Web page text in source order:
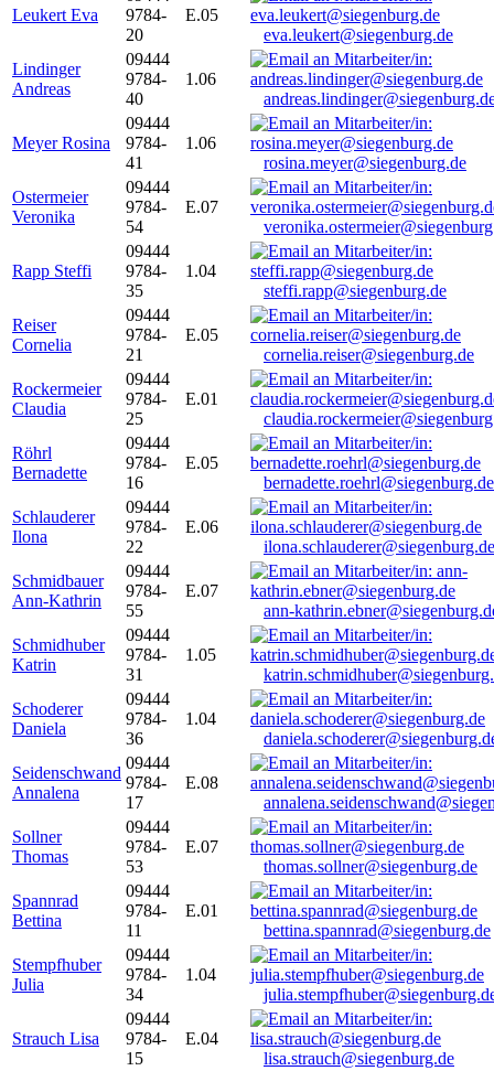
Leukert Eva
9784-
20
E.05
eva.leukert@siegenburg.de
Lindinger
Andreas
09444
9784-
40
1.06
Meyer Rosina
09444
9784-
41
1.06
rosina.meyer@siegenburg.de
Ostermeier
Veronika
09444
9784-
54
E.07
Rapp Steffi
09444
9784-
35
1.04
steffi.rapp@siegenburg.de
Reiser
Cornelia
09444
9784-
21
E.05
cornelia.reiser@siegenburg.de
Rockermeier
Claudia
09444
9784-
25
E.01
Röhrl
Bernadette
09444
9784-
16
E.05
bernadette.roehrl@siegenburg.de
Schlauderer
Ilona
09444
9784-
22
E.06
ilona.schlauderer@siegenburg.de
Schmidbauer
Ann-Kathrin
09444
9784-
55
E.07
ann-
Schmidhuber
Katrin
09444
9784-
31
1.05
Schoderer
Daniela
09444
9784-
36
1.04
Seidenschwand
Annalena
09444
9784-
17
E.08
Sollner
Thomas
09444
9784-
53
E.07
thomas.sollner@siegenburg.de
Spannrad
Bettina
09444
9784-
11
E.01
bettina.spannrad@siegenburg.de
Stempfhuber
Julia
09444
9784-
34
1.04
Strauch Lisa
09444
9784-
15
E.04
lisa.strauch@siegenburg.de